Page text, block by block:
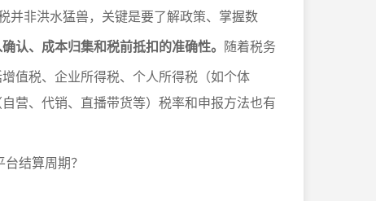
并非洪水猛兽，关键是要了解政策、掌握数
认、成本归集和税前抵扣的准确性。 随着税务
值税、企业所得税、个人所得税（如个体
营、代销、直播带货等）税率和申报方法也有
结算周期？